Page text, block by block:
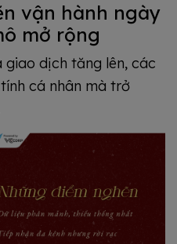
vận hành ngày
mở rộng
giao dịch tăng lên, các
cá nhân mà trở